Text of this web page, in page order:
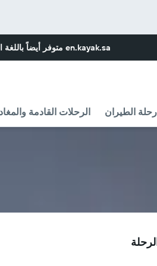
en.kayak.sa متوفر أيضاً باللغة
الطيران الرحلات القادمة